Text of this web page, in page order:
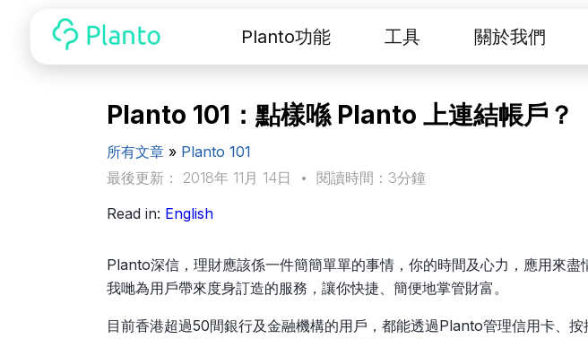
Planto功能 工具 關於我們
Planto 101：點樣喺 Planto 上連結帳戶？
所有文章» Planto 101
最後更新： 2018年 11月 14日
•
閱讀時間：3分鐘
Read in: English
Planto深信，理財應該係一件簡簡單單的事情，你的時間及心力，應用來盡
我哋為用戶帶來度身訂造的服務，讓你快捷、簡便地掌管財富。
目前香港超過50間銀行及金融機構的用戶，都能透過Planto管理信用卡、按